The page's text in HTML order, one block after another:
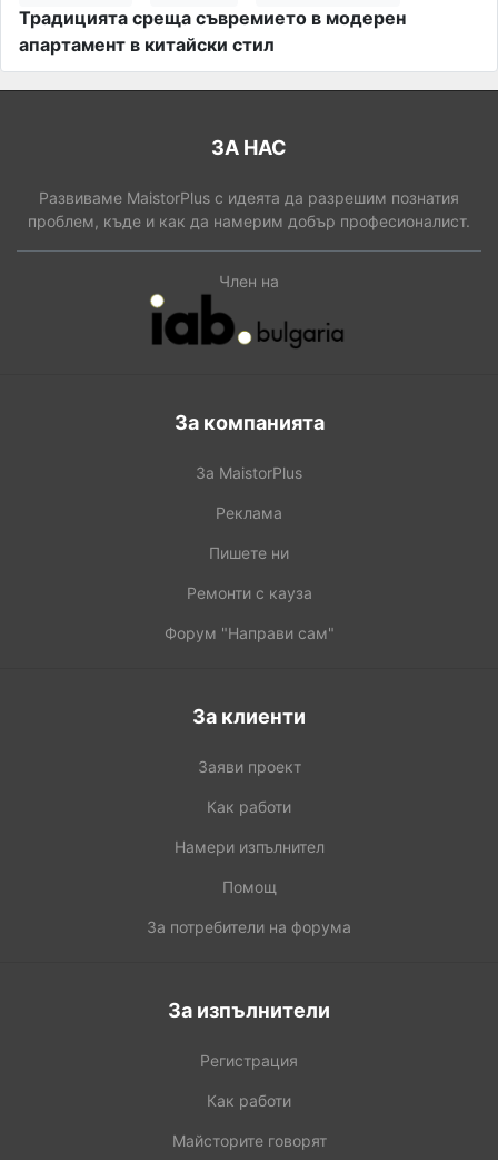
Традицията среща съвремието в модерен
апартамент в китайски стил
ЗА НАС
Развиваме MaistorPlus с идеята да разрешим познатия
проблем, къде и как да намерим добър професионалист.
Член на
За компанията
За MaistorPlus
Реклама
Пишете ни
Ремонти с кауза
Форум "Направи сам"
За клиенти
Заяви проект
Как работи
Намери изпълнител
Помощ
За потребители на форума
За изпълнители
Регистрация
Как работи
Майсторите говорят